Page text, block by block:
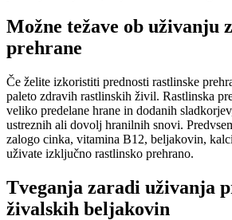
Možne težave ob uživanju
prehrane
Če želite izkoristiti prednosti rastlinske
paleto zdravih rastlinskih živil. Rastlinska
veliko predelane hrane in dodanih
ustreznih ali dovolj hranilnih snovi.
zalogo cinka, vitamina B12, beljakovin,
uživate izključno rastlinsko prehrano.
Tveganja zaradi uživanja
živalskih beljakovin